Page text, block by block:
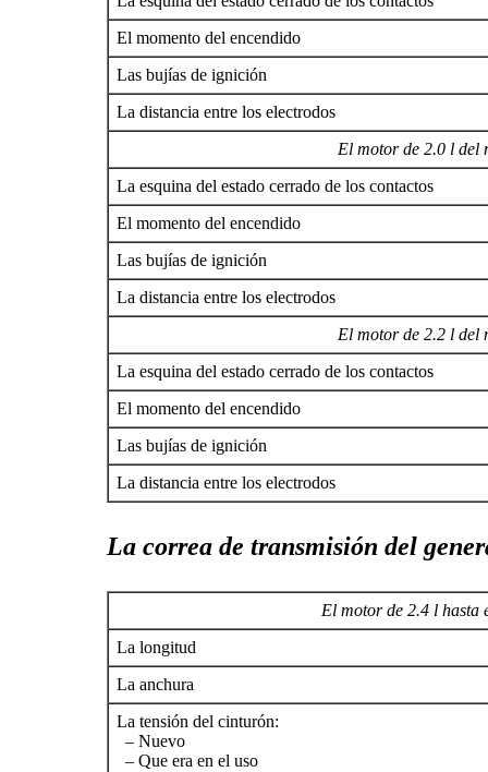
El momento del encendido
Las bujías de ignición
La distancia entre los electrodos
El motor de 2.0 l del
La esquina del estado cerrado de los contactos
El momento del encendido
Las bujías de ignición
La distancia entre los electrodos
El motor de 2.2 l del
La esquina del estado cerrado de los contactos
El momento del encendido
Las bujías de ignición
La distancia entre los electrodos
La correa de transmisión del
El motor de 2.4 l hasta
La longitud
La anchura
La tensión del cinturón:
– Nuevo
– Que era en el uso